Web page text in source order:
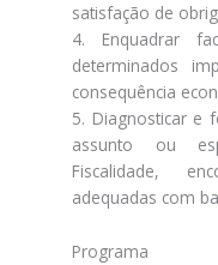
satisfação de
4. Enquadrar
determinados
consequência
5. Diagnosticar e
assunto ou
Fiscalidade,
adequadas com
Programa